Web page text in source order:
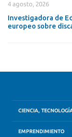
4 agosto, 2026
Investigadora de
europeo sobre
CIENCIA,
EMPRENDIMIENTO